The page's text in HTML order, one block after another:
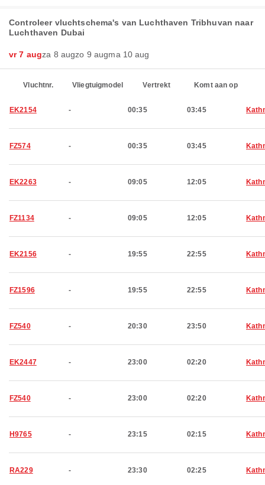
Controleer vluchtschema's van Luchthaven Tribhuvan naar
Luchthaven Dubai
vr 7 augza 8 augzo 9 augma 10 aug
Vluchtnr. Vliegtuigmodel Vertrekt Komt aan op
EK2154 - 00:35 03:45
FZ574 - 00:35 03:45
EK2263 - 09:05 12:05
FZ1134 - 09:05 12:05
EK2156 - 19:55 22:55
FZ1596 - 19:55 22:55
FZ540 - 20:30 23:50
EK2447 - 23:00 02:20
FZ540 - 23:00 02:20
H9765 - 23:15 02:15
RA229 - 23:30 02:25